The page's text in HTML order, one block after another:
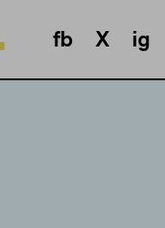
fb X ig